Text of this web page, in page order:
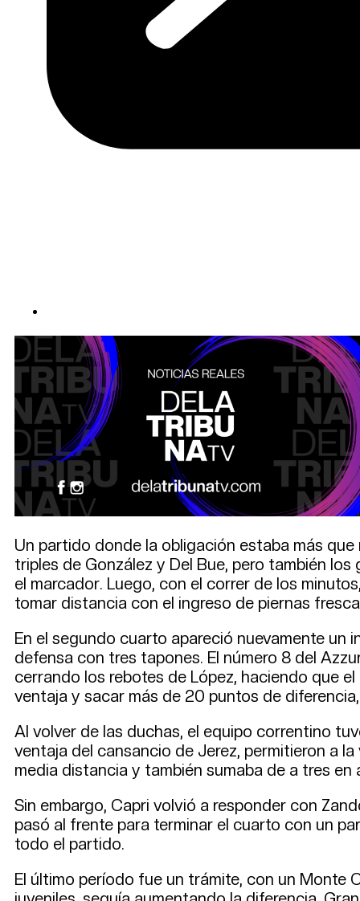
Un partido donde la obligación estaba más
triples de González y Del Bue, pero también
el marcador. Luego, con el correr de los
tomar distancia con el ingreso de piernas
En el segundo cuarto apareció nuevamente un
defensa con tres tapones. El número 8 del
cerrando los rebotes de López, haciendo que
ventaja y sacar más de 20 puntos de
Al volver de las duchas, el equipo correntino
ventaja del cansancio de Jerez, permitieron a
media distancia y también sumaba de a tres en
Sin embargo, Capri volvió a responder con
pasó al frente para terminar el cuarto con un
todo el partido.
El último período fue un trámite, con un Monte